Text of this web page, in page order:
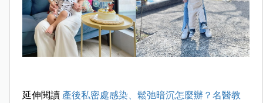
延伸閱讀 產後私密處感染、鬆弛暗沉怎麼辦？名醫教